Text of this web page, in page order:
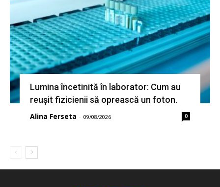
Lumina încetinită în laborator: Cum au
reușit fizicienii să oprească un foton.
Alina Ferseta - 09/08/2026 0